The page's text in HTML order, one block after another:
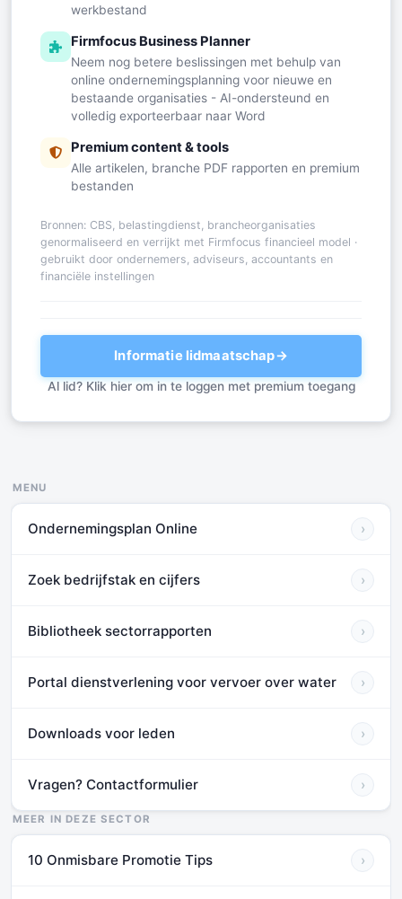
werkbestand
Firmfocus Business Planner
Neem nog betere beslissingen met behulp van
online ondernemingsplanning voor nieuwe en
bestaande organisaties - AI-ondersteund en
volledig exporteerbaar naar Word
Premium content & tools
Alle artikelen, branche PDF rapporten en premium
bestanden
Bronnen: CBS, belastingdienst, brancheorganisaties
genormaliseerd en verrijkt met Firmfocus financieel model ·
gebruikt door ondernemers, adviseurs, accountants en
financiële instellingen
Informatie lidmaatschap→
Al lid? Klik hier om in te loggen met premium toegang
MENU
Ondernemingsplan Online ›
Zoek bedrijfstak en cijfers ›
Bibliotheek sectorrapporten ›
Portal dienstverlening voor vervoer over water ›
Downloads voor leden ›
Vragen? Contactformulier ›
MEER IN DEZE SECTOR
10 Onmisbare Promotie Tips ›